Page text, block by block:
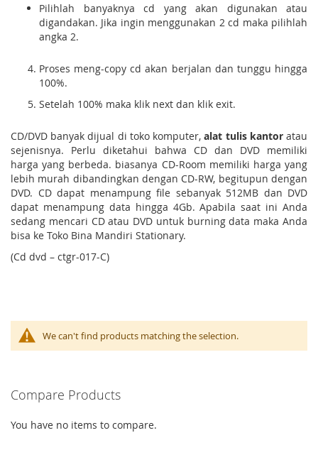
Pilihlah banyaknya cd yang akan digunakan atau
digandakan. Jika ingin menggunakan 2 cd maka pilihlah
angka 2.
Proses meng-copy cd akan berjalan dan tunggu hingga
100%.
Setelah 100% maka klik next dan klik exit.
CD/DVD banyak dijual di toko komputer,alat tulis kantoratau
sejenisnya. Perlu diketahui bahwa CD dan DVD memiliki
harga yang berbeda. biasanya CD-Room memiliki harga yang
lebih murah dibandingkan dengan CD-RW, begitupun dengan
DVD. CD dapat menampung file sebanyak 512MB dan DVD
dapat menampung data hingga 4Gb. Apabila saat ini Anda
sedang mencari CD atau DVD untuk burning data maka Anda
bisa ke Toko Bina Mandiri Stationary.
(Cd dvd – ctgr-017-C)
We can't find products matching the selection.
Compare Products
You have no items to compare.